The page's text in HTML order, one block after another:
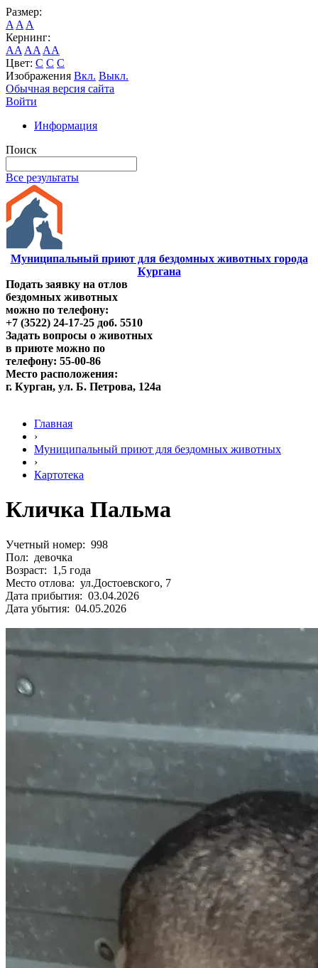
Размер:
A A A
Кернинг:
AA AA AA
Цвет: C C C
Изображения Вкл. Выкл.
Обычная версия сайта
Войти
Информация
Поиск
Все результаты
Муниципальный приют для бездомных животных города
Кургана
Подать заявку на отлов
бездомных животных
можно по телефону:
+7 (3522) 24-17-25 доб. 5510
Задать вопросы о животных
в приюте можно по
телефону: 55-00-86
Место расположения:
г. Курган, ул. Б. Петрова, 124а
Главная
›
Муниципальный приют для бездомных животных
›
Картотека
Кличка Пальма
Учетный номер: 998
Пол: девочка
Возраст: 1,5 года
Место отлова: ул.Достоевского, 7
Дата прибытия: 03.04.2026
Дата убытия: 04.05.2026